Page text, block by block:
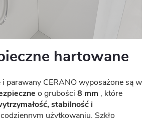
hartowane
parawany CERANO wyposażone są w
o grubości 8 mm , które
stabilność i
użytkowaniu. Szkło